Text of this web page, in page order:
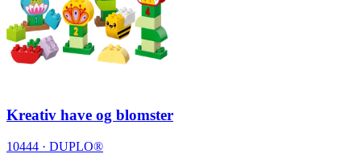
Kreativ have og blomster
10444 · DUPLO®